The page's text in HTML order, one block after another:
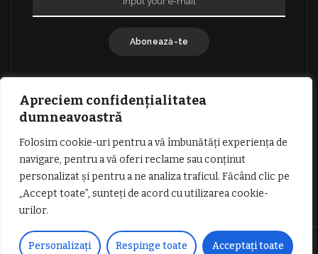
Apreciem confidențialitatea
dumneavoastră
Folosim cookie-uri pentru a vă îmbunătăți experiența de
navigare, pentru a vă oferi reclame sau conținut
personalizat și pentru a ne analiza traficul. Făcând clic pe
„Accept toate”, sunteți de acord cu utilizarea cookie-
urilor.
Personalizați Respinge toate Acceptați toate
Abonează-te
TERMENI SI CONDITII DE UTILIZARE
INFORMATII DESPRE COOKIES
DESPRE NOI
PUBLICITATE
© Copyright Vocea Vâlcii | Toate drepturile rezervate | Site creat cu